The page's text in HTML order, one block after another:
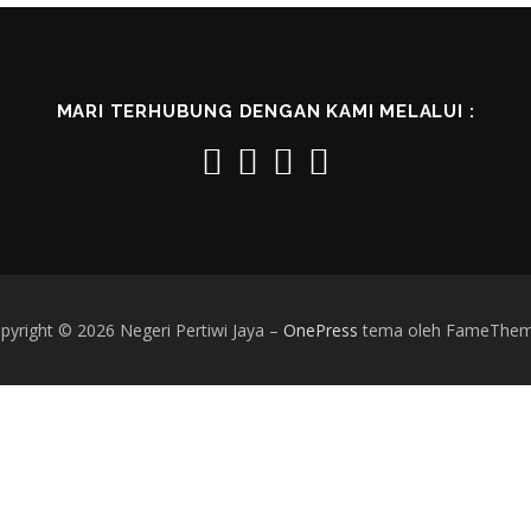
MARI TERHUBUNG DENGAN KAMI MELALUI :
© 2026 Negeri Pertiwi Jaya – OnePress tema oleh